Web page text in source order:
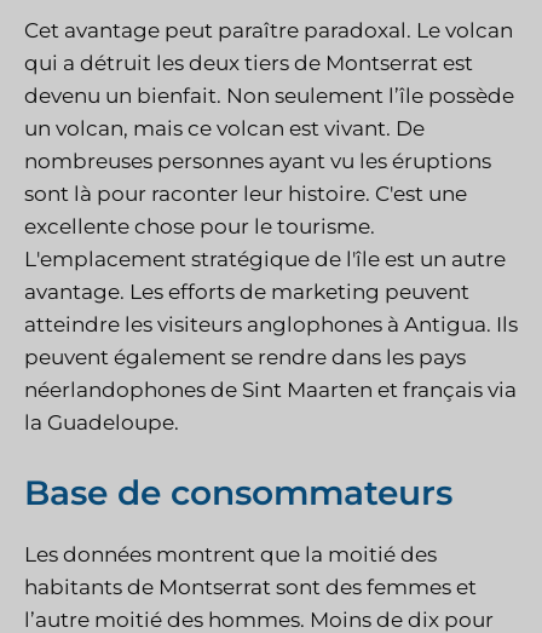
Cet avantage peut paraître paradoxal. Le volcan
qui a détruit les deux tiers de Montserrat est
devenu un bienfait. Non seulement l’île possède
un volcan, mais ce volcan est vivant. De
nombreuses personnes ayant vu les éruptions
sont là pour raconter leur histoire. C'est une
excellente chose pour le tourisme.
L'emplacement stratégique de l'île est un autre
avantage. Les efforts de marketing peuvent
atteindre les visiteurs anglophones à Antigua. Ils
peuvent également se rendre dans les pays
néerlandophones de Sint Maarten et français via
la Guadeloupe.
Base de consommateurs
Les données montrent que la moitié des
habitants de Montserrat sont des femmes et
l’autre moitié des hommes. Moins de dix pour